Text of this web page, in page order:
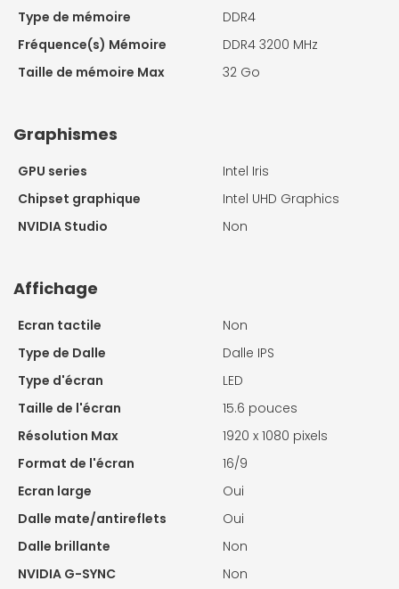
Type de mémoire
DDR4
Fréquence(s) Mémoire
DDR4 3200 MHz
Taille de mémoire Max
32 Go
Graphismes
GPU series
Intel Iris
Chipset graphique
Intel UHD Graphics
NVIDIA Studio
Non
Affichage
Ecran tactile
Non
Type de Dalle
Dalle IPS
Type d'écran
LED
Taille de l'écran
15.6 pouces
Résolution Max
1920 x 1080 pixels
Format de l'écran
16/9
Ecran large
Oui
Dalle mate/antireflets
Oui
Dalle brillante
Non
NVIDIA G-SYNC
Non